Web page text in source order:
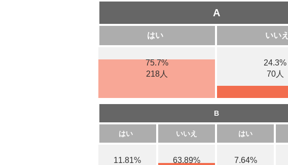
A
はい いいえ
75.7%
218人
24.3%
70人
B
はい いいえ はい
11.81%
63.89%
7.64%